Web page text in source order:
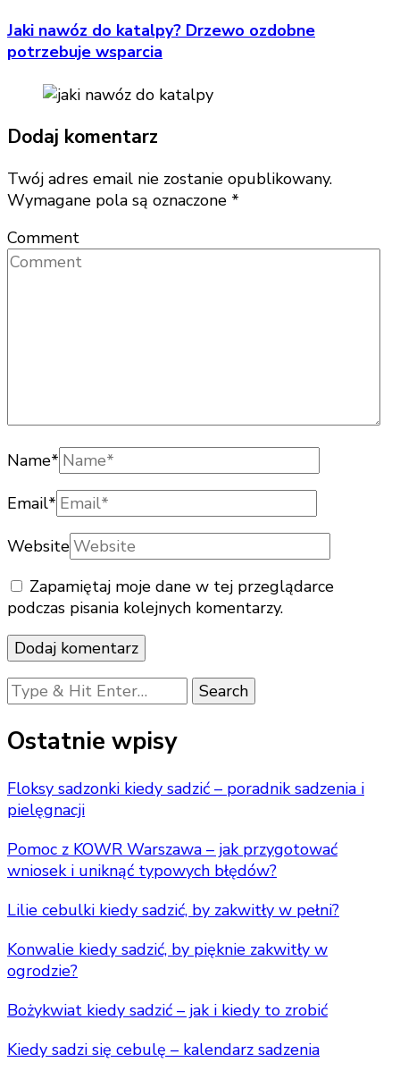
Jaki nawóz do katalpy? Drzewo ozdobne
potrzebuje wsparcia
Dodaj komentarz
Twój adres email nie zostanie opublikowany.
Wymagane pola są oznaczone *
Comment
Name*
Email*
Website
Zapamiętaj moje dane w tej przeglądarce
podczas pisania kolejnych komentarzy.
Looking
for
Something?
Ostatnie wpisy
Floksy sadzonki kiedy sadzić – poradnik sadzenia i
pielęgnacji
Pomoc z KOWR Warszawa – jak przygotować
wniosek i uniknąć typowych błędów?
Lilie cebulki kiedy sadzić, by zakwitły w pełni?
Konwalie kiedy sadzić, by pięknie zakwitły w
ogrodzie?
Bożykwiat kiedy sadzić – jak i kiedy to zrobić
Kiedy sadzi się cebulę – kalendarz sadzenia